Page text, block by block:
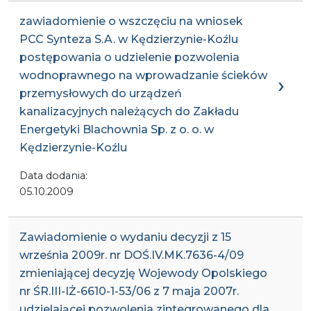
zawiadomienie o wszczęciu na wniosek
PCC Synteza S.A. w Kędzierzynie-Koźlu
postępowania o udzielenie pozwolenia
wodnoprawnego na wprowadzanie ścieków
przemysłowych do urządzeń
kanalizacyjnych należących do Zakładu
Energetyki Blachownia Sp. z o. o. w
Kędzierzynie-Koźlu
Data dodania:
05.10.2009
Zawiadomienie o wydaniu decyzji z 15
września 2009r. nr DOŚ.IV.MK.7636-4/09
zmieniającej decyzję Wojewody Opolskiego
nr ŚR.III-IŻ-6610-1-53/06 z 7 maja 2007r.